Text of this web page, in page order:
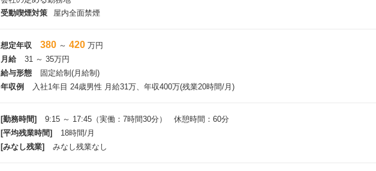
受動喫煙対策
屋内全面禁煙
想定年収 380 ～ 420 万円
月給
31 ～ 35万円
給与形態
固定給制(月給制)
年収例
入社1年目 24歳男性 月給31万、年収400万(残業20時間/月)
[勤務時間]
9:15 ～ 17:45（実働：7時間30分） 休憩時間：60分
[平均残業時間]
18時間/月
[みなし残業]
みなし残業なし